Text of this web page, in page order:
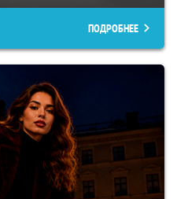
ПОДРОБНЕЕ